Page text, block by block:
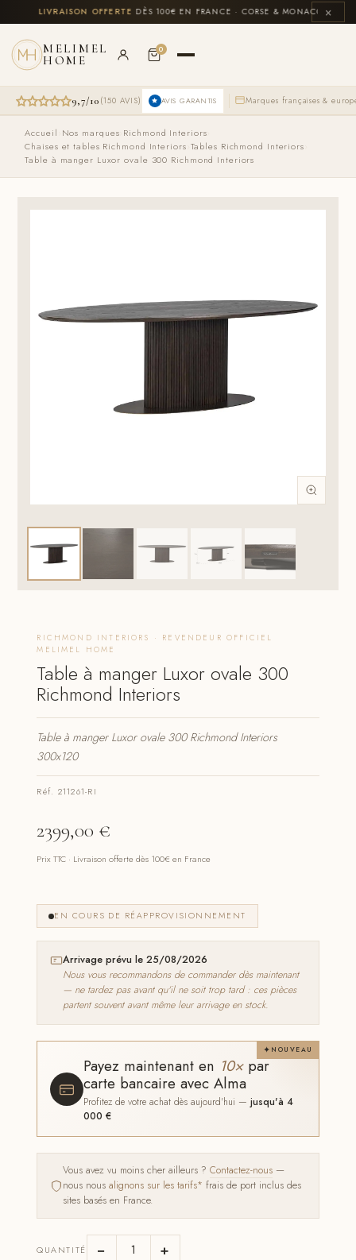
au
contenu
LIVRAISON OFFERTEDÈS 100€ EN FRANCE · CORSE & MONACO INCLUS
×
MELIMEL
HOME
0
9,7/10 (150 AVIS) AVIS GARANTIS Marques françaises &
Accueil Nos marques Richmond Interiors
Chaises et tables Richmond Interiors Tables Richmond Interiors
Table à manger Luxor ovale 300 Richmond Interiors
RICHMOND INTERIORS · REVENDEUR OFFICIEL
MELIMEL HOME
Table à manger Luxor ovale 300
Richmond Interiors
Table à manger Luxor ovale 300 Richmond Interiors
300x120
Réf. 211261-RI
2399,00 €
Prix TTC · Livraison offerte dès 100€ en France
EN COURS DE RÉAPPROVISIONNEMENT
Arrivage prévu le 25/08/2026
Nous vous recommandons de commander dès maintenant
— ne tardez pas avant qu'il ne soit trop tard : ces pièces
partent souvent avant même leur arrivage en stock.
NOUVEAU
Payez maintenant en 10×par
carte bancaire avec Alma
Profitez de votre achat dès aujourd'hui —jusqu'à 4
000 €
Vous avez vu moins cher ailleurs ?Contactez-nous —
nous nousalignons sur les tarifs* frais de port inclus des
sites basés en France.
QUANTITÉ − +
prix
initial
prix
actuel